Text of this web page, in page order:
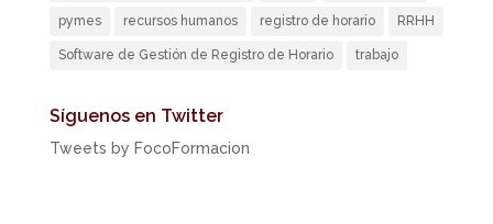
pymes recursos humanos registro de horario RRHH
Software de Gestión de Registro de Horario trabajo
Síguenos en Twitter
Tweets by FocoFormacion